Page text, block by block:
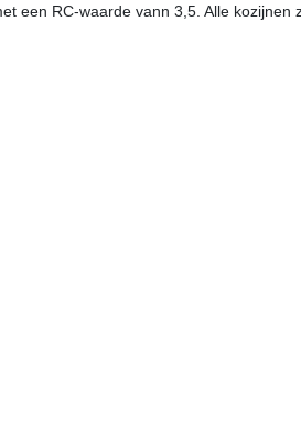
een RC-waarde vann 3,5. Alle kozijnen